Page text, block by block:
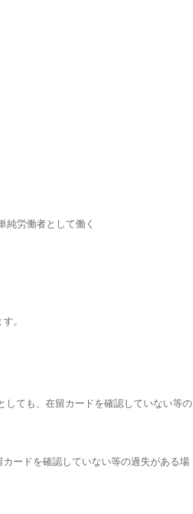
純労働者として働く
。
しても、在留カードを確認していない等の
ードを確認していない等の過失がある場